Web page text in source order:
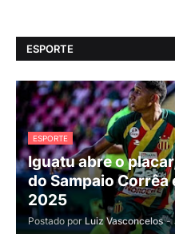
ESPORTE
ESPORTE
Iguatu abre o
do Sampaio Corrêa
2025
Postado por Luiz Vasconcelos -